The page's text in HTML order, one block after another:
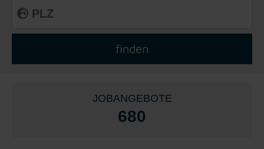
JOBANGEBOTE
680